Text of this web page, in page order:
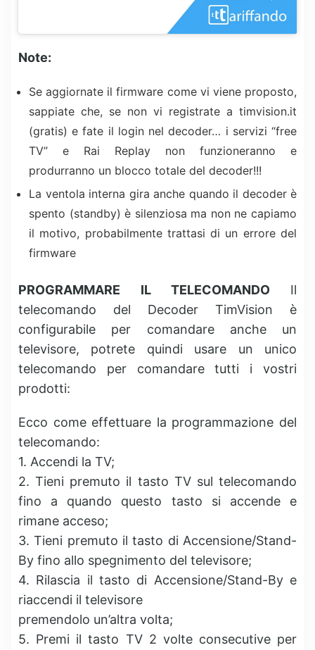
Note:
Se aggiornate il firmware come vi viene proposto,
sappiate che, se non vi registrate a timvision.it
(gratis) e fate il login nel decoder… i servizi “free
TV” e Rai Replay non funzioneranno e
produrranno un blocco totale del decoder!!!
La ventola interna gira anche quando il decoder è
spento (standby) è silenziosa ma non ne capiamo
il motivo, probabilmente trattasi di un errore del
firmware
PROGRAMMARE IL TELECOMANDO Il
telecomando del Decoder TimVision è
configurabile per comandare anche un
televisore, potrete quindi usare un unico
telecomando per comandare tutti i vostri
prodotti:
Ecco come effettuare la programmazione del
telecomando:
1. Accendi la TV;
2. Tieni premuto il tasto TV sul telecomando
fino a quando questo tasto si accende e
rimane acceso;
3. Tieni premuto il tasto di Accensione/Stand-
By fino allo spegnimento del televisore;
4. Rilascia il tasto di Accensione/Stand-By e
riaccendi il televisore
premendolo un’altra volta;
5. Premi il tasto TV 2 volte consecutive per